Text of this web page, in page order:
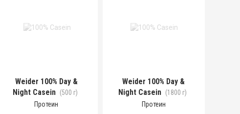
Weider 100% Day &
Night Casein (500 г)
Протеин
Weider 100% Day &
Night Casein (1800 г)
Протеин